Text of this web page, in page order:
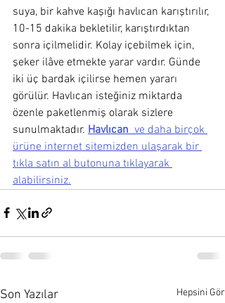
suya, bir kahve kaşığı havlıcan karıştırılır,
10-15 dakika bekletilir, karıştırdıktan
sonra içilmelidir. Kolay içebilmek için,
şeker ilâve etmekte yarar vardır. Günde
iki üç bardak içilirse hemen yararı
görülür. Havlıcan isteğiniz miktarda
özenle paketlenmiş olarak sizlere
sunulmaktadır. Havlıcan ve daha birçok
ürüne internet sitemizden ulaşarak bir
tıkla satın al butonuna tıklayarak
alabilirsiniz.
Son Yazılar Hepsini Gör